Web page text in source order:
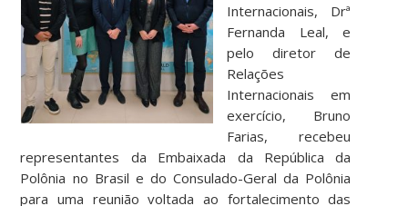
Internacionais, Drª
Fernanda Leal, e
pelo diretor de
Relações
Internacionais em
exercício, Bruno
Farias, recebeu
representantes da Embaixada da República da
Polônia no Brasil e do Consulado-Geral da Polônia
para uma reunião voltada ao fortalecimento das